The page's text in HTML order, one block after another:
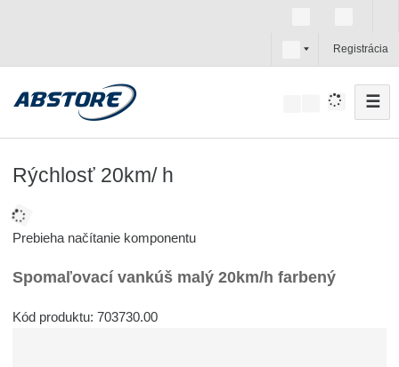
s
k
Registrácia
a
☰
Rýchlosť 20km/ h
Prebieha načítanie komponentu
Spomaľovací vankúš malý 20km/h farbený
Kód produktu: 703730.00